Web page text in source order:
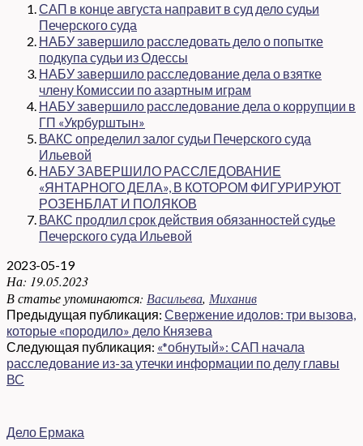
САП в конце августа направит в суд дело судьи
Печерского суда
НАБУ завершило расследовать дело о попытке
подкупа судьи из Одессы
НАБУ завершило расследование дела о взятке
члену Комиссии по азартным играм
НАБУ завершило расследование дела о коррупции в
ГП «Укрбурштын»
ВАКС определил залог судьи Печерского суда
Ильевой
НАБУ ЗАВЕРШИЛО РАССЛЕДОВАНИЕ
«ЯНТАРНОГО ДЕЛА», В КОТОРОМ ФИГУРИРУЮТ
РОЗЕНБЛАТ И ПОЛЯКОВ
ВАКС продлил срок действия обязанностей судье
Печерского суда Ильевой
2023-05-19
На: 19.05.2023
В статье упоминаются: Васильева, Миханив
Предыдущая публикация: Свержение идолов: три вызова,
которые «породило» дело Князева
Следующая публикация: «*обнутый»: САП начала
расследование из-за утечки информации по делу главы
ВС
Дело Ермака